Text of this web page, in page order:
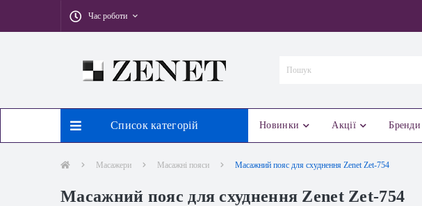
Час роботи
Список категорій Новинки Акції Бренди
Масажери Масажні пояси Масажний пояс для схуднення Zenet Zet-754
Масажний пояс для схуднення Zenet Zet-754